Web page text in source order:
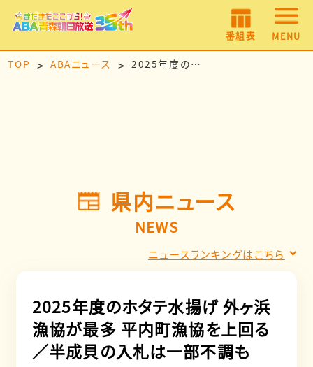
番組表 MENU
TOP ABAニュース 2025年度のホタテ水揚げ 外ヶ浜漁協が最多 平内町漁協を上回る／半成貝の入札は一部不調も
県内ニュース
NEWS
ニュースランキングはこちら
2025年度のホタテ水揚げ 外ヶ浜
漁協が最多 平内町漁協を上回る
／半成貝の入札は一部不調も